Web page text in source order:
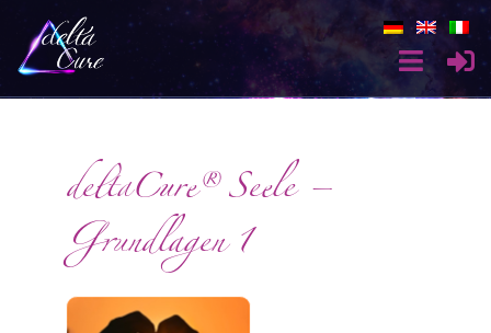
deltaCure® Seele –
Grundlagen 1